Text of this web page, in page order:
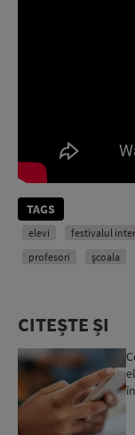
TAGS
elevi festivalul
profesori
școala
CITEȘTE ȘI